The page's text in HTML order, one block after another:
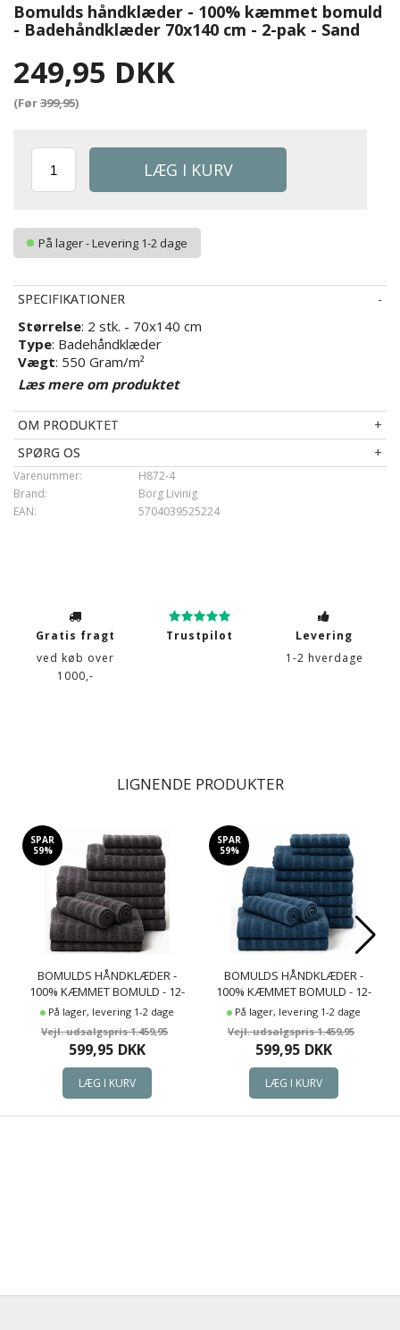
Bomulds håndklæder - 100% kæmmet bomuld
- Badehåndklæder 70x140 cm - 2-pak - Sand
249,95 DKK
(Før399,95)
På lager - Levering 1-2 dage
SPECIFIKATIONER
Størrelse: 2 stk. - 70x140 cm
Type: Badehåndklæder
Vægt: 550 Gram/m²
Tekstiltype: 100% kæmmet bomuld
Tekstiltype:Bomuld
Brand:Borg Living
Strop til ophæng
Vask: 60°
Tørretumbling
Læs mere om produktet
OM PRODUKTET
SPØRG OS
H872-4
Varenummer:
Borg Livinig
Brand:
5704039525224
EAN:
Gratis fragt
ved køb over
1000,-
Trustpilot
Levering
1-2 hverdage
LIGNENDE PRODUKTER
SPAR
59%
BOMULDS HÅNDKLÆDER -
100% KÆMMET BOMULD - 12-
PAK - MØRKEGRÅ
På lager, levering 1-2 dage
1.459,95
599,95 DKK
SPAR
59%
BOMULDS HÅNDKLÆDER -
100% KÆMMET BOMULD - 12-
PAK - BLÅ
På lager, levering 1-2 dage
1.459,95
599,95 DKK